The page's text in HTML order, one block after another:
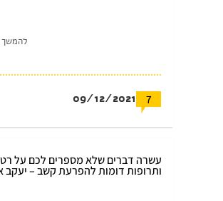
להמשך
7
09/12/2021
עשרה דברים שלא מספרים לכם על
ותרופות דומות להפרעת קשב – יעקב